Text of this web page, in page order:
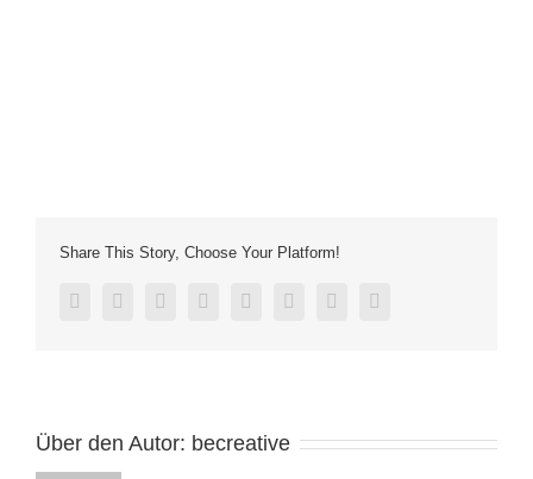
Share This Story, Choose Your Platform!
facebooktwitter linkedinreddit tumblr pinterest
Über den Autor: becreative